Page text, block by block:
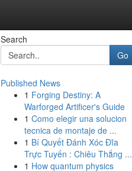
Search
Go
Published News
1 Forging Destiny: A
Warforged Artificer's Guide
1 Como elegir una solucion
tecnica de montaje de ...
1 Bí Quyết Đánh Xóc Đĩa
Trực Tuyến : Chiêu Thắng ...
1 How quantum physics